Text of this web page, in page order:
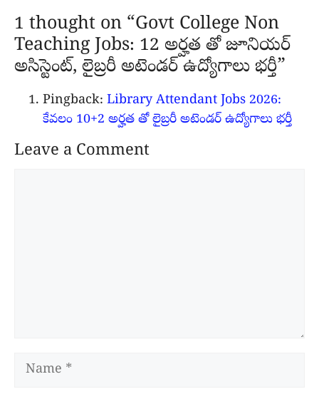
1 thought on “Govt College Non
Teaching Jobs: 12 అర్హత తో జూనియర్
అసిస్టెంట్, లైబ్రరీ అటెండర్ ఉద్యోగాలు భర్తీ”
Pingback: Library Attendant Jobs 2026:
కేవలం 10+2 అర్హత తో లైబ్రరీ అటెండర్ ఉద్యోగాలు భర్తీ
Leave a Comment
Name